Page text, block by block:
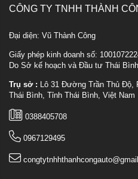
CÔNG TY TNHH THÀNH
Đại diện: Vũ Thành Công
Giấy phép kinh doanh số:
Do Sở kế hoạch và Đầu tư Thái
Trụ sở : Lô 31 Đường Trần Thủ Độ,
Thái Bình, Tỉnh Thái Bình, Việt Nam
0388405708
0967129495